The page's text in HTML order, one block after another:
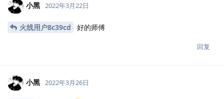
小黑 2022年3月22日
火线用户8c39cd 好的师傅
回复
小黑 2022年3月26日